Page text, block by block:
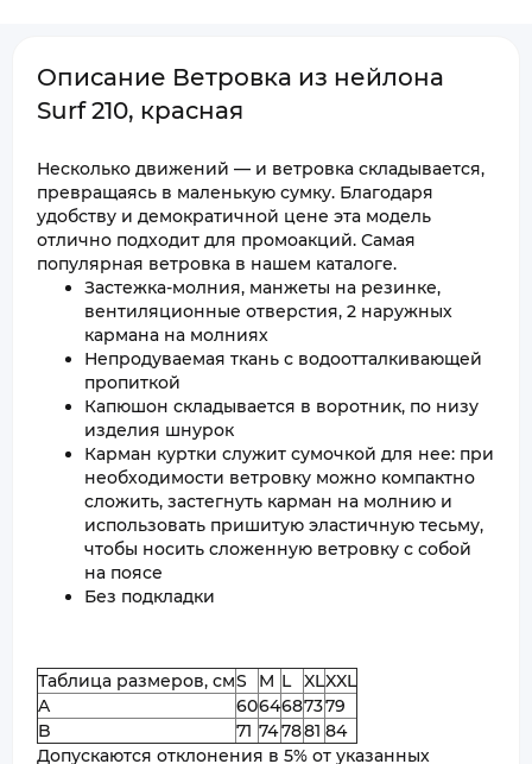
Описание Ветровка из нейлона
Surf 210, красная
Несколько движений — и ветровка складывается,
превращаясь в маленькую сумку. Благодаря
удобству и демократичной цене эта модель
отлично подходит для промоакций. Самая
популярная ветровка в нашем каталоге.
Застежка-молния, манжеты на резинке,
вентиляционные отверстия, 2 наружных
кармана на молниях
Непродуваемая ткань с водоотталкивающей
пропиткой
Капюшон складывается в воротник, по низу
изделия шнурок
Карман куртки служит сумочкой для нее: при
необходимости ветровку можно компактно
сложить, застегнуть карман на молнию и
использовать пришитую эластичную тесьму,
чтобы носить сложенную ветровку с собой
на поясе
Без подкладки
Таблица размеров, смS M L XLXXL
A
6064687379
B
71 747881 84
Допускаются отклонения в 5% от указанных